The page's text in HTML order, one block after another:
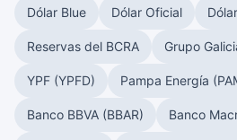
Dólar Blue Dólar Oficial
Reservas del BCRA Grupo
YPF (YPFD) Pampa Energía
Banco BBVA (BBAR) Banco